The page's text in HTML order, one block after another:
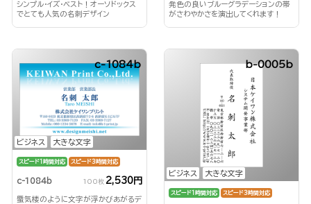
シンプル・イズ・ベスト！オーソドックス
でとても人気の名刺デザイン
発色の良いブルーグラデーションの帯
がさわやかさを演出してくれます！
ビジネス 大きな文字
c-1084b
スピード1時間対応 スピード3時間対応
c-1084b 100枚 2,530円
蜃気楼のように文字が浮かびあがるデ
ビジネス 大きな文字
b-0005b
スピード1時間対応 スピード3時間対応